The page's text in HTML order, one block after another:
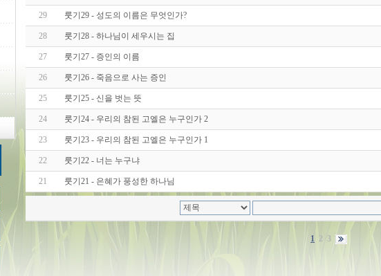
29 룻기29 - 성도의 이름은 무엇인가?
28 룻기28 - 하나님이 세우시는 집
27 룻기27 - 증인의 이름
26 룻기26 - 죽음으로 사는 증인
25 룻기25 - 신을 벗는 뜻
24 룻기24 - 우리의 참된 고엘은 누구인가 2
23 룻기23 - 우리의 참된 고엘은 누구인가 1
22 룻기22 - 너는 누구냐
21 룻기21 - 은혜가 풍성한 하나님
1 2 3